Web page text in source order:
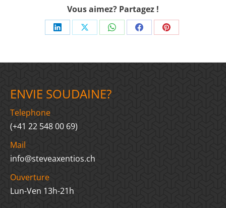
Vous aimez? Partagez !
Share
LinkedIn
Share
X
Share
WhatsApp
Share
Facebook
Share
Pinterest
ENVIE SOUDAINE?
Telephone
(+41 22 548 00 69)
Mail
info@steveaxentios.ch
Ouverture
Lun-Ven 13h-21h